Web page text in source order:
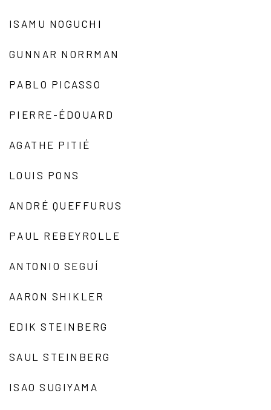
ISAMU NOGUCHI
GUNNAR NORRMAN
PABLO PICASSO
PIERRE-ÉDOUARD
AGATHE PITIÉ
LOUIS PONS
ANDRÉ QUEFFURUS
PAUL REBEYROLLE
ANTONIO SEGUÍ
AARON SHIKLER
EDIK STEINBERG
SAUL STEINBERG
ISAO SUGIYAMA